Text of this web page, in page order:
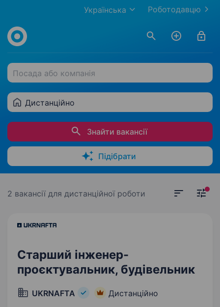
Роботодавцю
Українська
Посада або компанія
Дистанційно
Знайти вакансії
Підібрати
2 вакансії для дистанційної роботи
Старший інженер-
проєктувальник, будівельник
UKRNAFTA Дистанційно